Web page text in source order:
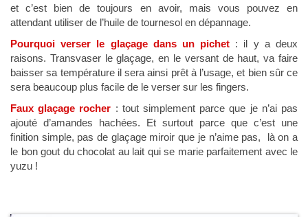
et c’est bien de toujours en avoir, mais vous pouvez en
attendant utiliser de l’huile de tournesol en dépannage.
Pourquoi verser le glaçage dans un pichet : il y a deux
raisons. Transvaser le glaçage, en le versant de haut, va faire
baisser sa température il sera ainsi prêt à l’usage, et bien sûr ce
sera beaucoup plus facile de le verser sur les fingers.
Faux glaçage rocher : tout simplement parce que je n’ai pas
ajouté d’amandes hachées. Et surtout parce que c’est une
finition simple, pas de glaçage miroir que je n’aime pas, là on a
le bon gout du chocolat au lait qui se marie parfaitement avec le
yuzu !